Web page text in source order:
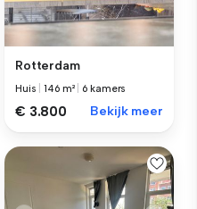
Rotterdam
Huis |146 m² 6 kamers
€ 3.800 Bekijk meer